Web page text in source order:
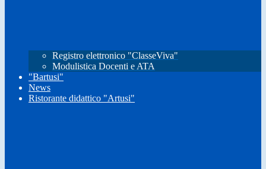
Registro elettronico "ClasseViva"
Modulistica Docenti e ATA
"Bartusi"
News
Ristorante didattico "Artusi"